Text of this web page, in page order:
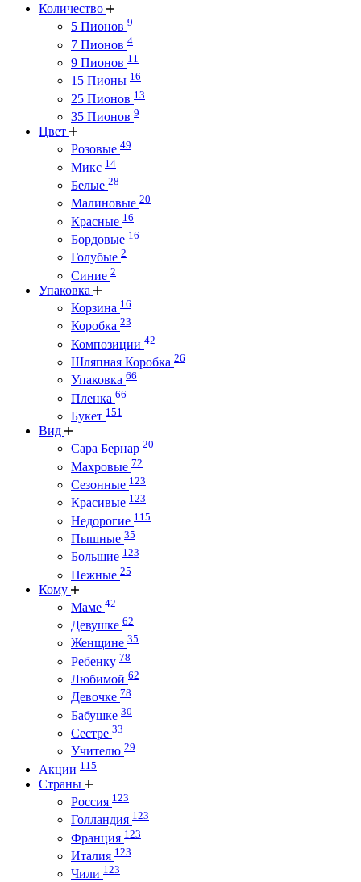
Количество
5 Пионов 9
7 Пионов 4
9 Пионов 11
15 Пионы 16
25 Пионов 13
35 Пионов 9
Цвет
Розовые 49
Микс 14
Белые 28
Малиновые 20
Красные 16
Бордовые 16
Голубые 2
Синие 2
Упаковка
Корзина 16
Коробка 23
Композиции 42
Шляпная Коробка 26
Упаковка 66
Пленка 66
Букет 151
Вид
Сара Бернар 20
Махровые 72
Сезонные 123
Красивые 123
Недорогие 115
Пышные 35
Большие 123
Нежные 25
Кому
Маме 42
Девушке 62
Женщине 35
Ребенку 78
Любимой 62
Девочке 78
Бабушке 30
Сестре 33
Учителю 29
Акции 115
Страны
Россия 123
Голландия 123
Франция 123
Италия 123
Чили 123